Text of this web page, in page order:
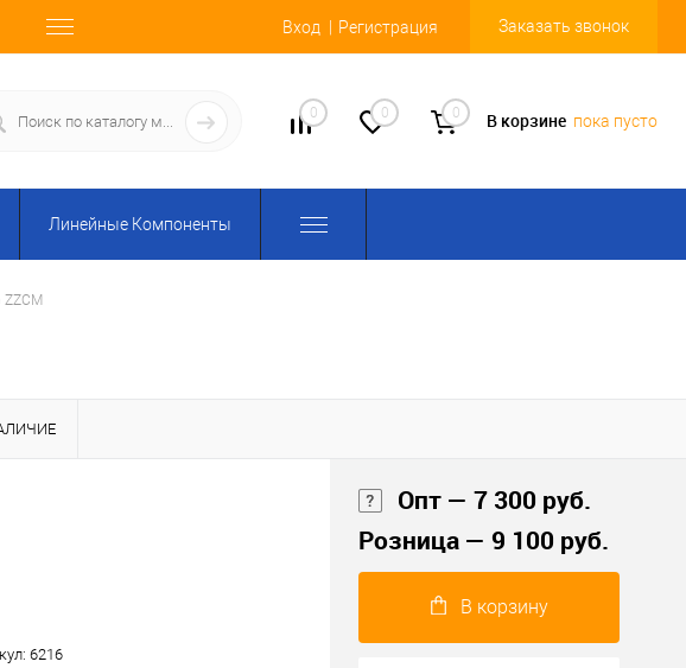
Вход Регистрация Заказать звонок
0 0 0 В корзине пока пусто
Линейные Компоненты
6216
Опт — 7 300 руб.
Розница — 9 100 руб.
В корзину